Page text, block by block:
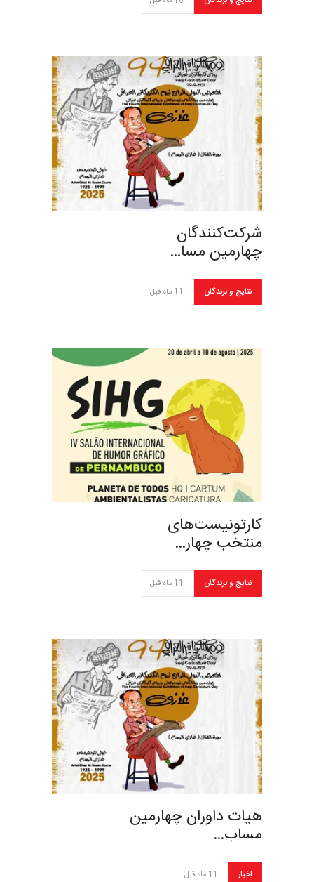
شرکت‌کنندگان
چهارمین مسا…
نتایج و برندگان 11 ماه قبل
کارتونیست‌های
منتخب چهار…
نتایج و برندگان 11 ماه قبل
هیات داوران چهارمین
مساب…
اخبار 11 ماه قبل